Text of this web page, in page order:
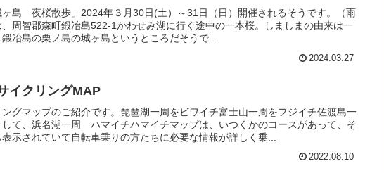
島 夜桜散歩」2024年３月30日(土）～31日（日）開催されるそうです。（雨
周智郡森町鍛冶島522-1かわせみ湖に行く途中の一本桜。しましまの由来は一
冶島の栗ノ島の城ヶ島というところだそうで...
2024.03.27
イクリングMAP
グマップのご紹介です。琵琶湖一周をビワイチ富士山一周をフジイチ佐渡島一
して、浜名湖一周 ハマイチハマイチマップは、いつくかのコースがあって、そ
示されていて自転車乗りの方たちに必要な情報が詳しく乗...
2022.08.10